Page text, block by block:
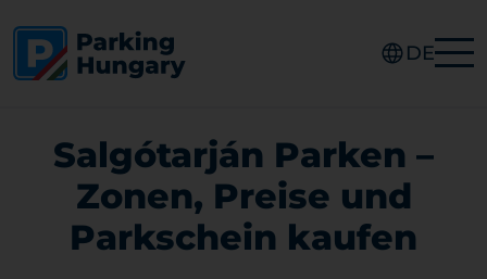
DE
Salgótarján Parken –
Zonen, Preise und
Parkschein kaufen